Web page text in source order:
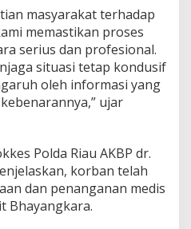
masyarakat terhadap
memastikan proses
serius dan profesional.
situasi tetap kondusif
oleh informasi yang
ujar
Polda Riau AKBP dr.
korban telah
dan penanganan medis
Bhayangkara.